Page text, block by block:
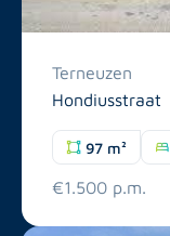
Terneuzen
Hondiusstraat
97 m²
€1.500 p.m.